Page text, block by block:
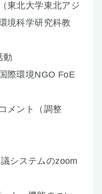
北大学東北アジ
境科学研究科教
動
環境NGO FoE
メント（調整
ステムのzoom